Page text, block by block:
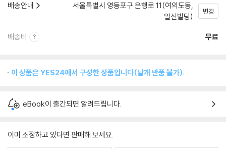
배송안내
서울특별시 영등포구 은행로 11(여의도동,
일신빌딩)
변경
배송비 무료
이 상품은 YES24에서 구성한 상품입니다(낱개 반품 불가).
eBook이 출간되면 알려드립니다.
이미 소장하고 있다면 판매해 보세요.